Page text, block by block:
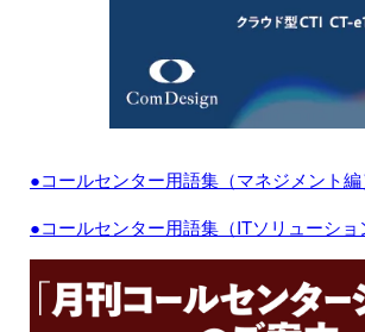
●コールセンター用語集（マネジメント編
●コールセンター用語集（ITソリューショ